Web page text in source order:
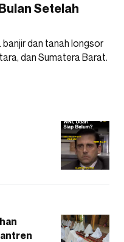
Setelah
dan tanah longsor
dan Sumatera Barat.